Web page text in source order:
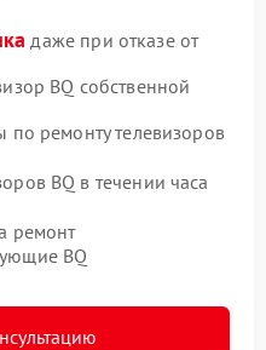
даже при отказе от
BQ собственной
по ремонту телевизоров
BQ в течении часа
ремонт
BQ